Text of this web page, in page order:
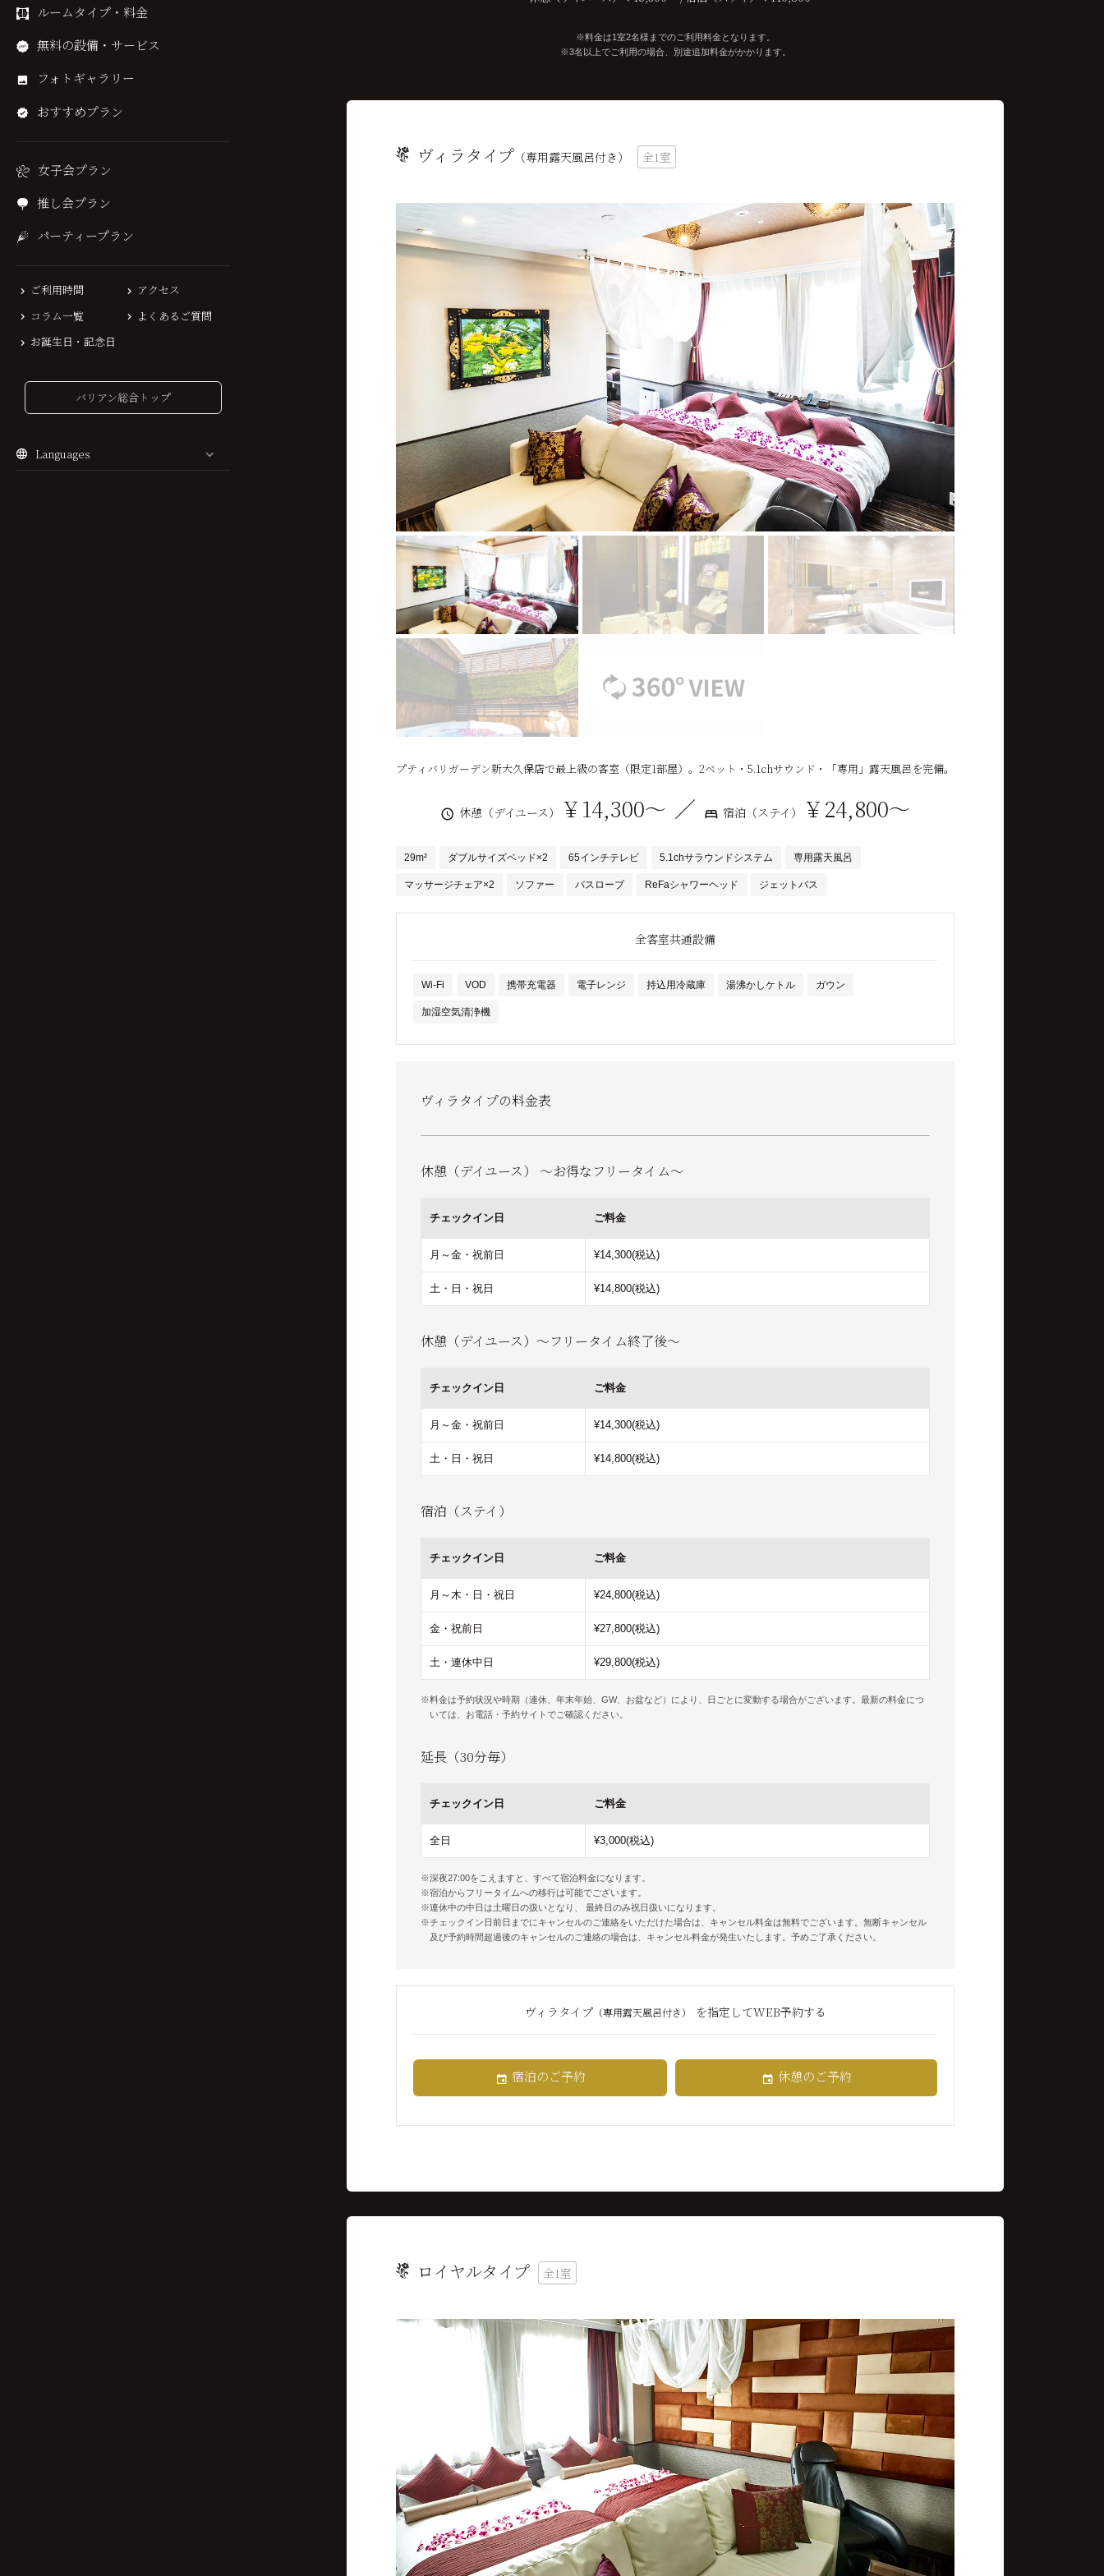
ルームタイプ・料金
無料の設備・サービス
フォトギャラリー
おすすめプラン
女子会プラン
推し会プラン
パーティープラン
ご利用時間
コラム一覧
お誕生日・記念日
アクセス
よくあるご質問
バリアン総合トップ
Languages
料金は1室2名様までのご利用料金となります。
3名以上でご利用の場合、別途追加料金がかかります。
ヴィラタイプ （専用露天風呂付き） 全1室
プティバリガーデン新大久保店で最上級の客室（限定1部屋）。2ベット・5.1chサウンド・「専用」露天風呂を完備。
休憩（デイユース） ￥14,300～ 宿泊（ステイ） ￥24,800～
29m² ダブルサイズベッド×2 65インチテレビ 5.1chサラウンドシステム 専用露天風呂
マッサージチェア×2 ソファー バスローブ ReFaシャワーヘッド ジェットバス
全客室共通設備
Wi-Fi VOD 携帯充電器 電子レンジ 持込用冷蔵庫 湯沸かしケトル ガウン
加湿空気清浄機
ヴィラタイプの料金表
休憩（デイユース） ～お得なフリータイム～
チェックイン日 ご料金
月～金・祝前日 ¥14,300(税込)
土・日・祝日 ¥14,800(税込)
休憩（デイユース）～フリータイム終了後～
チェックイン日 ご料金
月～金・祝前日 ¥14,300(税込)
土・日・祝日 ¥14,800(税込)
宿泊（ステイ）
チェックイン日 ご料金
月～木・日・祝日 ¥24,800(税込)
金・祝前日 ¥27,800(税込)
土・連休中日 ¥29,800(税込)
料金は予約状況や時期（連休、年末年始、GW、お盆など）により、日ごとに変動する場合がございます。最新の料金につ
いては、お電話・予約サイトでご確認ください。
延長（30分毎）
チェックイン日 ご料金
全日 ¥3,000(税込)
深夜27:00をこえますと、すべて宿泊料金になります。
宿泊からフリータイムへの移行は可能でございます。
連休中の中日は土曜日の扱いとなり、 最終日のみ祝日扱いになります。
チェックイン日前日までにキャンセルのご連絡をいただけた場合は、キャンセル料金は無料でございます。無断キャンセル
及び予約時間超過後のキャンセルのご連絡の場合は、キャンセル料金が発生いたします。予めご了承ください。
ヴィラタイプ（専用露天風呂付き） を指定してWEB予約する
宿泊のご予約 休憩のご予約
ロイヤルタイプ 全1室